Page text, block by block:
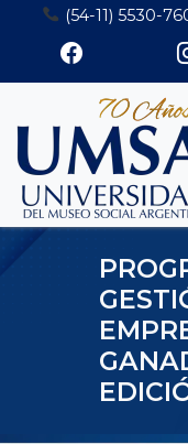
Saltar
contenido
(54-11) 5530-